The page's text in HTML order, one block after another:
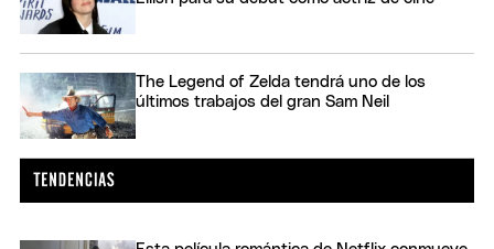
The Legend of Zelda tendrá uno de los
últimos trabajos del gran Sam Neil